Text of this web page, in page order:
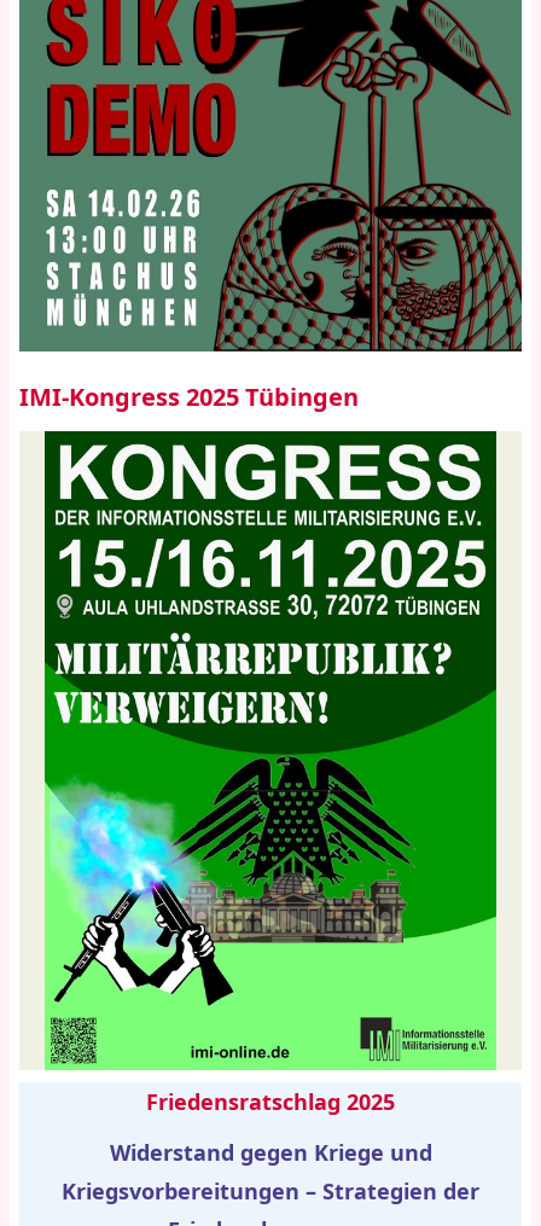
IMI-Kongress 2025 Tübingen
Friedensratschlag 2025
Widerstand gegen Kriege und
Kriegsvorbereitungen – Strategien der